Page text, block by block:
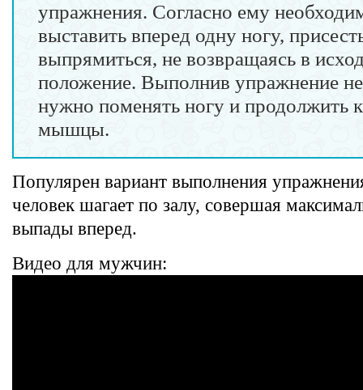
упражнения. Согласно ему
выставить вперед одну ногу,
выпрямиться, не возвращаясь в
положение. Выполнив упражнение
нужно поменять ногу и продолжить
мышцы.
Популярен вариант выполнения
человек шагает по залу, совершая
выпады вперед.
Видео для мужчин: